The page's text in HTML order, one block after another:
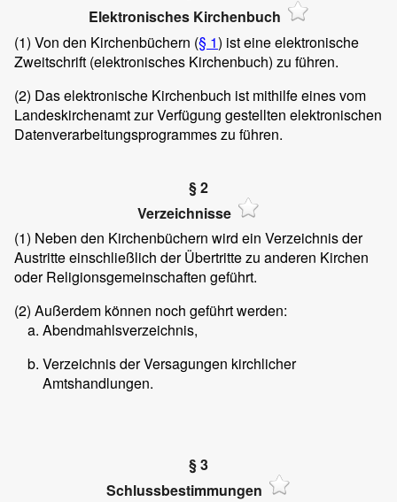
Elektronisches Kirchenbuch
(1) Von den Kirchenbüchern (§ 1) ist eine elektronische
Zweitschrift (elektronisches Kirchenbuch) zu führen.
(2) Das elektronische Kirchenbuch ist mithilfe eines vom
Landeskirchenamt zur Verfügung gestellten elektronischen
Datenverarbeitungsprogrammes zu führen.
§ 2
Verzeichnisse
(1) Neben den Kirchenbüchern wird ein Verzeichnis der
Austritte einschließlich der Übertritte zu anderen Kirchen
oder Religionsgemeinschaften geführt.
(2) Außerdem können noch geführt werden:
Abendmahlsverzeichnis,
Verzeichnis der Versagungen kirchlicher
Amtshandlungen.
§ 3
Schlussbestimmungen